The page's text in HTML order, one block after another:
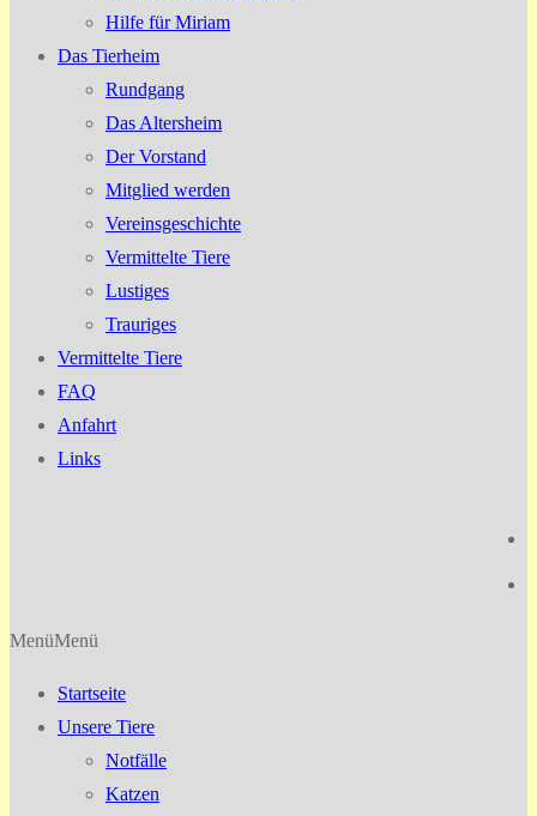
Hilfe für Miriam
Das Tierheim
Rundgang
Das Altersheim
Der Vorstand
Mitglied werden
Vereinsgeschichte
Vermittelte Tiere
Lustiges
Trauriges
Vermittelte Tiere
FAQ
Anfahrt
Links
MenüMenü
Startseite
Unsere Tiere
Notfälle
Katzen